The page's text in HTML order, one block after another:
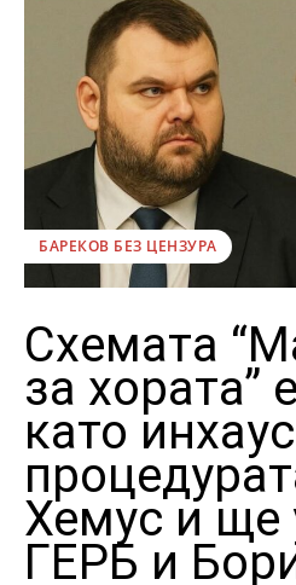
БАРЕКОВ БЕЗ ЦЕНЗУРА
Схемата
за хората”
като инхаус
Хемус и ще
ГЕРБ и